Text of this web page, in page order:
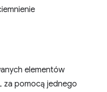
elementów
za pomocą jednego